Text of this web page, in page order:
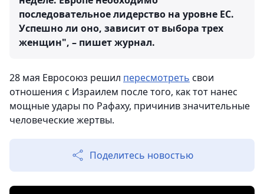
последовательное лидерство на уровне ЕС.
Успешно ли оно, зависит от выбора трех
женщин", – пишет журнал.
28 мая Евросоюз решил пересмотреть свои
отношения с Израилем после того, как тот нанес
мощные удары по Рафаху, причинив значительные
человеческие жертвы.
Поделитесь новостью